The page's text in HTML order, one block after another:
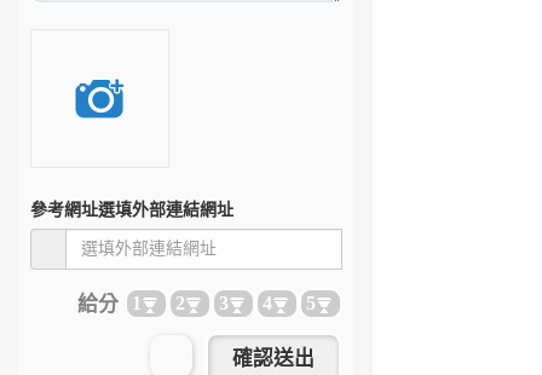
參考網址選填外部連結網址
給分 1 2 3 4 5